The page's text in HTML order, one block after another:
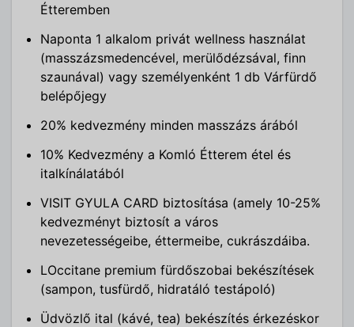
Étteremben
Naponta 1 alkalom privát wellness használat
(masszázsmedencével, merülődézsával, finn
szaunával) vagy személyenként 1 db Várfürdő
belépőjegy
20% kedvezmény minden masszázs árából
10% Kedvezmény a Komló Étterem étel és
italkínálatából
VISIT GYULA CARD biztosítása (amely 10-25%
kedvezményt biztosít a város
nevezetességeibe, éttermeibe, cukrászdáiba.
LOccitane premium fürdőszobai bekészítések
(sampon, tusfürdő, hidratáló testápoló)
Üdvözlő ital (kávé, tea) bekészítés érkezéskor